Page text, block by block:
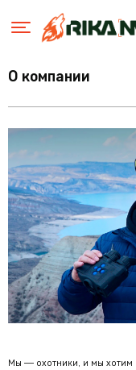
О компании
Мы — охотники, и мы хотим